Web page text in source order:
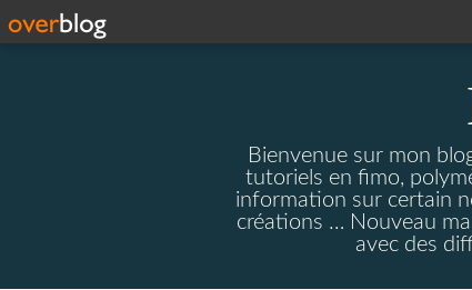
Bienvenue sur mon
tutoriels en fimo,
information sur certain
créations … Nouveau
avec des